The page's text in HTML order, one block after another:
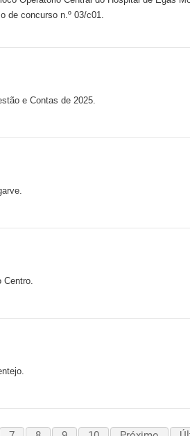
de concurso n.º 03/c01.
e Contas de 2025.
Centro.